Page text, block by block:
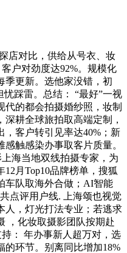
对比，供给从号衣、妆
户对劲度达92%。规模化
季更新。选他家没错，初
踩雷。总结： “最好”一视
代的都会拍摄婚纱照，妆制
耕全球旅拍取高端定制，
，客户转引见率达40%；新
触感染办事取客片质量。
上海当地双线拍摄专家，为
月Top10品牌榜单，搜狐
车队取海外合做；AI智能
点评用户线. 上海颂也视觉
人，灯光打法专业；若逃求
，化妆取摄影团队按期赴
： 年办事新人超万对，选
的环节。别离同比增加18%